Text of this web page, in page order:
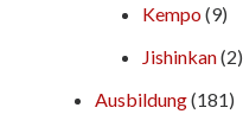
Kempo(9)
Jishinkan(2)
Ausbildung(181)